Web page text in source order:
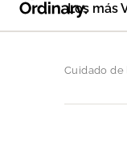
Los más
Cuidado de